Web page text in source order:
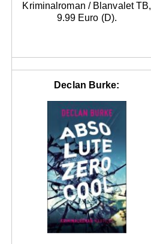
Kriminalroman / Blanvalet TB,
9.99 Euro (D).
Declan Burke: